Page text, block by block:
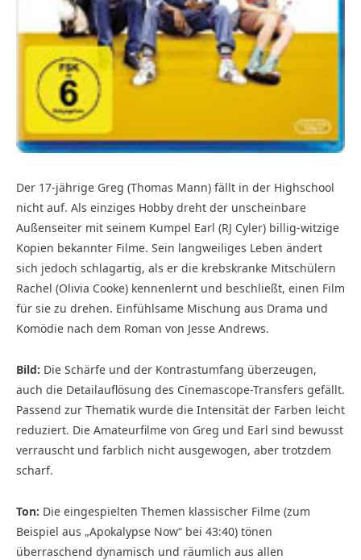
Der 17-jährige Greg (Thomas Mann) fällt in der Highschool
nicht auf. Als einziges Hobby dreht der unscheinbare
Außenseiter mit seinem Kumpel Earl (RJ Cyler) billig-witzige
Kopien bekannter Filme. Sein langweiliges Leben ändert
sich jedoch schlagartig, als er die krebskranke Mitschülern
Rachel (Olivia Cooke) kennenlernt und beschließt, einen Film
für sie zu drehen. Einfühlsame Mischung aus Drama und
Komödie nach dem Roman von Jesse Andrews.
Bild: Die Schärfe und der Kontrastumfang überzeugen,
auch die Detailauflösung des Cinemascope-Transfers gefällt.
Passend zur Thematik wurde die Intensität der Farben leicht
reduziert. Die Amateurfilme von Greg und Earl sind bewusst
verrauscht und farblich nicht ausgewogen, aber trotzdem
scharf.
Ton: Die eingespielten Themen klassischer Filme (zum
Beispiel aus „Apokalypse Now“ bei 43:40) tönen
überraschend dynamisch und räumlich aus allen